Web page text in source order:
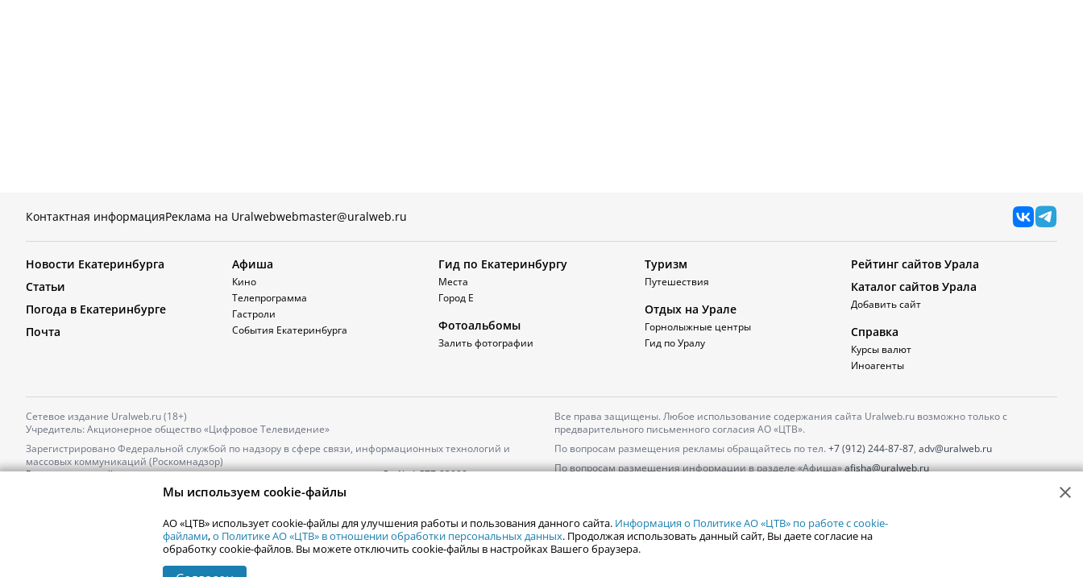
Контактная информацияРеклама на Uralwebwebmaster@uralweb.ru
Новости Екатеринбурга
Статьи
Погода в Екатеринбурге
Почта
Афиша
Кино
Телепрограмма
Гастроли
События Екатеринбурга
Гид по Екатеринбургу
Места
Город Е
Фотоальбомы
Залить фотографии
Туризм
Путешествия
Отдых на Урале
Горнолыжные центры
Гид по Уралу
Рейтинг сайтов Урала
Каталог сайтов Урала
Добавить сайт
Справка
Курсы валют
Иноагенты
Сетевое издание Uralweb.ru (18+)
Учредитель: Акционерное общество «Цифровое Телевидение»
Зарегистрировано Федеральной службой по надзору в сфере связи, информационных технологий и
массовых коммуникаций (Роскомнадзор)
Регистрационный номер и дата принятия решения о регистрации: серияЭл № ФС77-82000
+7 (912) 244-87-87,
Электронный адрес редакции:news@uralweb.ru
Все права защищены. Любое использование содержания сайта Uralweb.ru возможно только с
предварительного письменного согласия АО «ЦТВ».
По вопросам размещения рекламы обращайтесь по тел. +7 (912) 244-87-87, adv@uralweb.ru
По вопросам размещения информации в разделе «Афиша»afisha@uralweb.ru
Мы используем cookie-файлы
АО «ЦТВ» использует cookie-файлы для улучшения работы и пользования данного сайта. Информация о Политике АО «ЦТВ» по работе с cookie-
файлами,о Политике АО «ЦТВ» в отношении обработки персональных данных. Продолжая использовать данный сайт, Вы даете согласие на
обработку cookie-файлов. Вы можете отключить cookie-файлы в настройках Вашего браузера.